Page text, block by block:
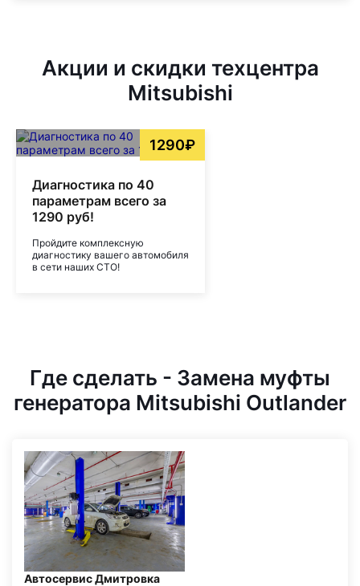
Акции и скидки техцентра
Mitsubishi
1290₽
Диагностика по 40
параметрам всего за
1290 руб!
Пройдите комплексную
диагностику вашего автомобиля
в сети наших СТО!
Где сделать - Замена муфты
генератора Mitsubishi Outlander
Автосервис Дмитровка